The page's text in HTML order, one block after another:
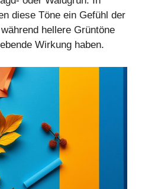
diese Töne ein Gefühl der
hellere Grüntöne
Wirkung haben.